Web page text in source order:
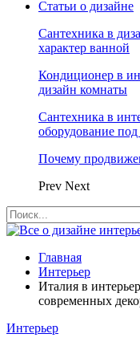
Статьи о дизайне
Сантехника в
характер ванной
Кондиционер в
дизайн комнаты
Сантехника в
оборудование под
Почему
Prev Next
Главная
Интерьер
Италия в
современных
Интерьер